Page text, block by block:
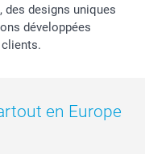
designs uniques
développées
en Europe